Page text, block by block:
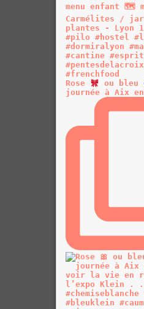
Rose ou bleu
journée à Aix en